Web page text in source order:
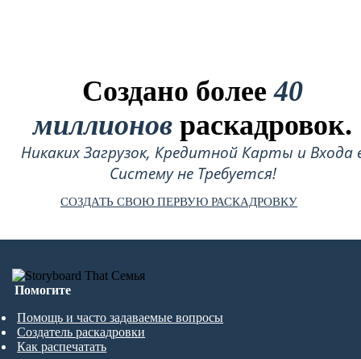
Создано более40
миллионов раскадровок.
Никаких Загрузок, Кредитной Карты и Входа
Систему не Требуется!
СОЗДАТЬ СВОЮ ПЕРВУЮ РАСКАДРОВКУ
Помогите
Помощь и часто задаваемые вопросы
Создатель раскадровки
Как распечатать